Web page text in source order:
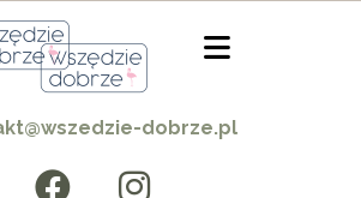
dobrze.pl